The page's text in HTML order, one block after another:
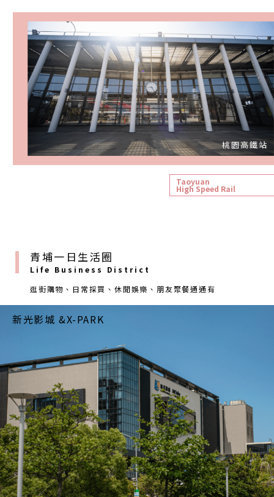
桃園高鐵站
Taoyuan
High Speed ​​Rail
青埔一日生活圈
Life Business District
逛街購物、日常採買、休閒娛樂、朋友聚餐通通有
IKEA